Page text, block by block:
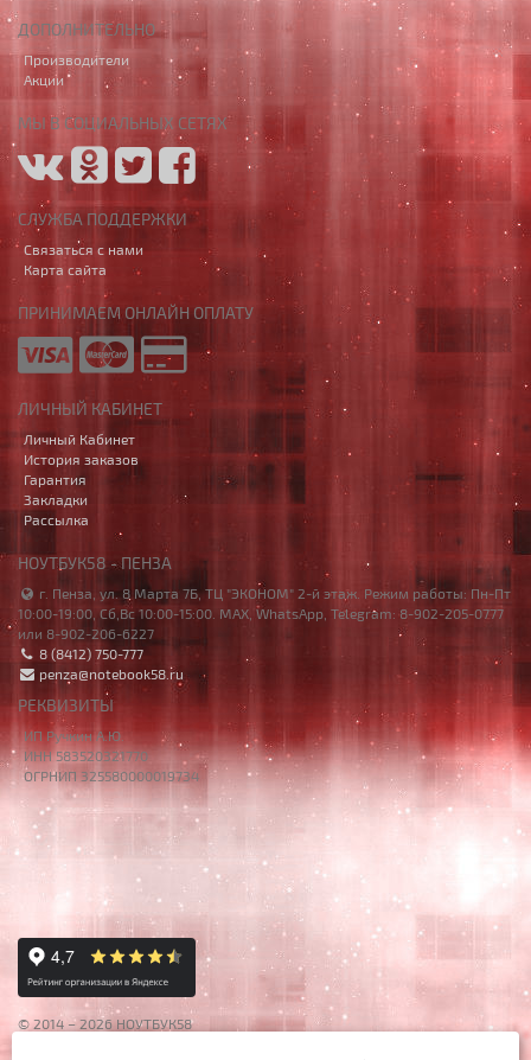
ДОПОЛНИТЕЛЬНО
Производители
Акции
МЫ В СОЦИАЛЬНЫХ СЕТЯХ
СЛУЖБА ПОДДЕРЖКИ
Связаться с нами
Карта сайта
ПРИНИМАЕМ ОНЛАЙН ОПЛАТУ
ЛИЧНЫЙ КАБИНЕТ
Личный Кабинет
История заказов
Гарантия
Закладки
Рассылка
НОУТБУК58 - ПЕНЗА
г. Пенза, ул. 8 Марта 7Б, ТЦ "ЭКОНОМ" 2-й этаж. Режим работы: Пн-Пт
10:00-19:00, Сб,Вс 10:00-15:00. MAX, WhatsApp, Telegram: 8-902-205-0777
или 8-902-206-6227
8 (8412) 750-777
penza@notebook58.ru
РЕКВИЗИТЫ
ИП Ручкин А.Ю.
ИНН 583520321770
ОГРНИП 325580000019734
© 2014 – 2026 НОУТБУК58